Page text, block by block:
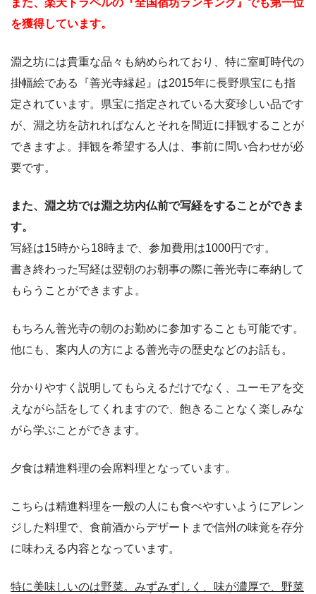
また、楽天トラベルの『全国宿坊ランキング』でも第一位
を獲得しています。
淵之坊には貴重な品々も納められており、特に室町時代の
掛幅絵である『善光寺縁起』は2015年に長野県宝にも指
定されています。県宝に指定されている大変珍しい品です
が、淵之坊を訪れればなんとそれを間近に拝観することが
できますよ。拝観を希望する人は、事前に問い合わせが必
要です。
また、淵之坊では淵之坊内仏前で写経をすることができま
す。
写経は15時から18時まで、参加費用は1000円です。
書き終わった写経は翌朝のお朝事の際に善光寺に奉納して
もらうことができますよ。
もちろん善光寺の朝のお勤めに参加することも可能です。
他にも、案内人の方による善光寺の歴史などのお話も。
分かりやすく説明してもらえるだけでなく、ユーモアを交
えながら話をしてくれますので、飽きることなく楽しみな
がら学ぶことができます。
夕食は精進料理の会席料理となっています。
こちらは精進料理を一般の人にも食べやすいようにアレン
ジした料理で、食前酒からデザートまで信州の味覚を存分
に味わえる内容となっています。
特に美味しいのは野菜。 みずみずしく、味が濃厚で、野菜